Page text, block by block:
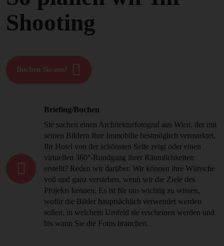
Shooting
Buchen Sie uns!
Briefing/Buchen
Sie suchen einen Architekturfotograf aus Wien, der mit
seinen Bildern Ihre Immobilie bestmöglich vermarktet,
Ihr Hotel von der schönsten Seite zeigt oder einen
virtuellen 360°-Rundgang ihrer Räumlichkeiten
erstellt? Reden wir darüber. Wir können ihre Wünsche
voll und ganz verstehen, wenn wir die Ziele des
Projekts kennen. Es ist für uns wichtig zu wissen,
wofür die Bilder hauptsächlich verwendet werden
sollen, in welchem Umfeld sie erscheinen werden und
bis wann Sie die Fotos brauchen.